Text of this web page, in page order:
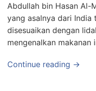
Abdullah bin Hasan Al-
yang asalnya dari India
disesuaikan dengan
mengenalkan makanan
Continue reading →